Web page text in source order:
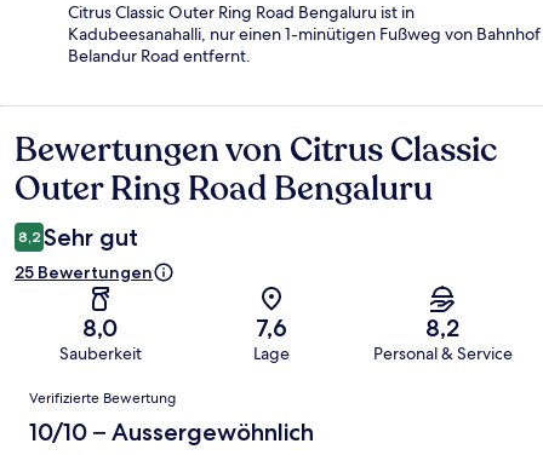
Citrus Classic Outer Ring Road Bengaluru ist in
Kadubeesanahalli, nur einen 1-minütigen Fußweg von Bahnhof
Belandur Road entfernt.
Bewertungen
Bewertungen von Citrus Classic
Outer Ring Road Bengaluru
8,2 Sehr gut
25 Bewertungen
8,0
Sauberkeit
7,6
Lage
8,2
Personal & Service
Bewertungen
Verifizierte Bewertung
10/10 – Aussergewöhnlich